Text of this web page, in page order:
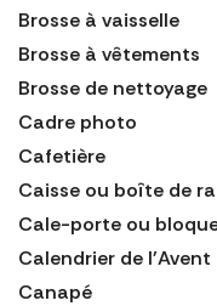
Brosse à vaisselle
Brosse à vêtements
Brosse de nettoyage
Cadre photo
Cafetière
Caisse ou boîte de
Cale-porte ou
Calendrier de l'Avent
Canapé